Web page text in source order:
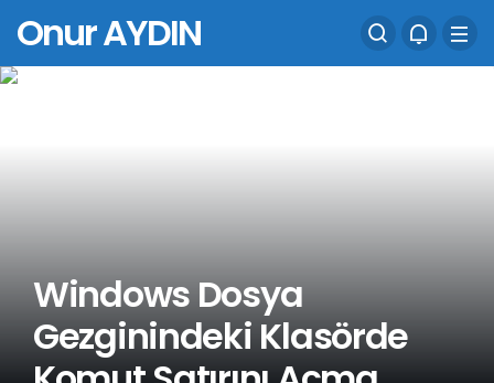
Onur AYDIN
Windows Dosya
Gezginindeki Klasörde